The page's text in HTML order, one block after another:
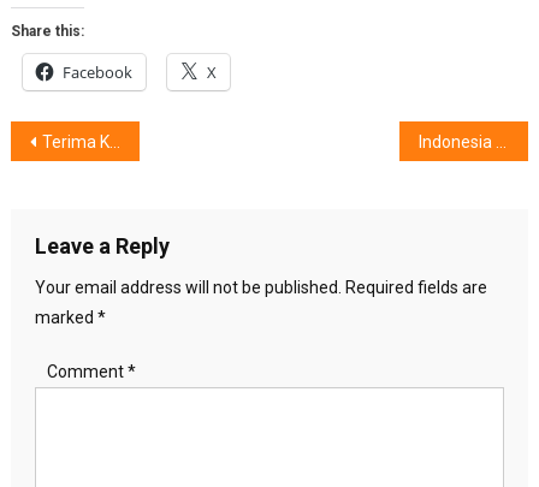
Share this:
Facebook X
Post
Terima Kasih Guru : McD Indonesia Sediakan 150 McClassroom
Leave a Reply
Your email address will not be published.
Required fields are
marked *
Comment*